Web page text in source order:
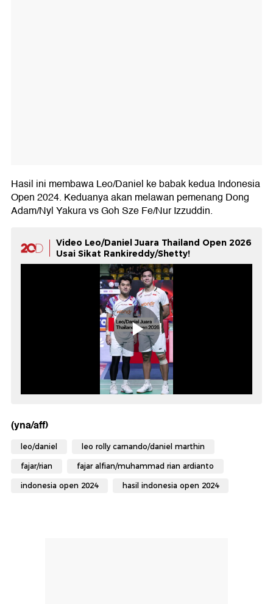
Hasil ini membawa Leo/Daniel ke babak kedua Indonesia
Open 2024. Keduanya akan melawan pemenang Dong
Adam/Nyl Yakura vs Goh Sze Fe/Nur Izzuddin.
Video Leo/Daniel Juara Thailand Open 2026
Usai Sikat Rankireddy/Shetty!
(yna/aff)
leo/daniel leo rolly carnando/daniel marthin
fajar/rian fajar alfian/muhammad rian ardianto
indonesia open 2024 hasil indonesia open 2024